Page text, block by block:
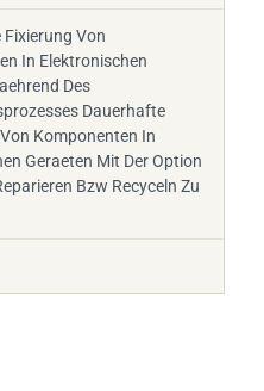
Von
In Elektronischen
Des
Dauerhafte
Komponenten In
Geraeten Mit Der Option
Bzw Recyceln Zu